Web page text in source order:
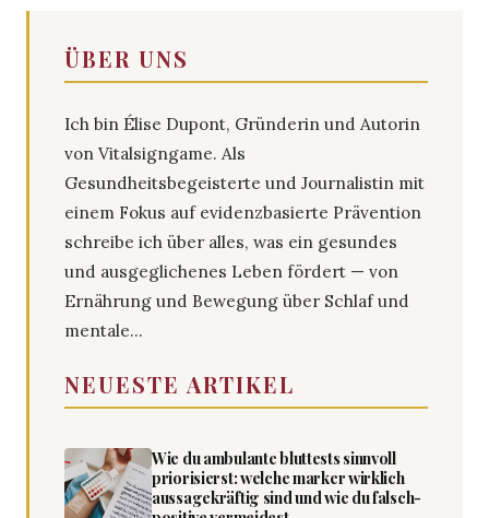
ÜBER UNS
Ich bin Élise Dupont, Gründerin und Autorin
von Vitalsigngame. Als
Gesundheitsbegeisterte und Journalistin mit
einem Fokus auf evidenzbasierte Prävention
schreibe ich über alles, was ein gesundes
und ausgeglichenes Leben fördert — von
Ernährung und Bewegung über Schlaf und
mentale...
NEUESTE ARTIKEL
Wie du ambulante bluttests sinnvoll
priorisierst: welche marker wirklich
aussagekräftig sind und wie du falsch-